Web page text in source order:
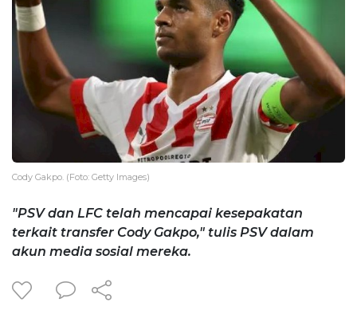
Cody Gakpo. (Foto: Getty Images)
"PSV dan LFC telah mencapai kesepakatan
terkait transfer Cody Gakpo," tulis PSV dalam
akun media sosial mereka.